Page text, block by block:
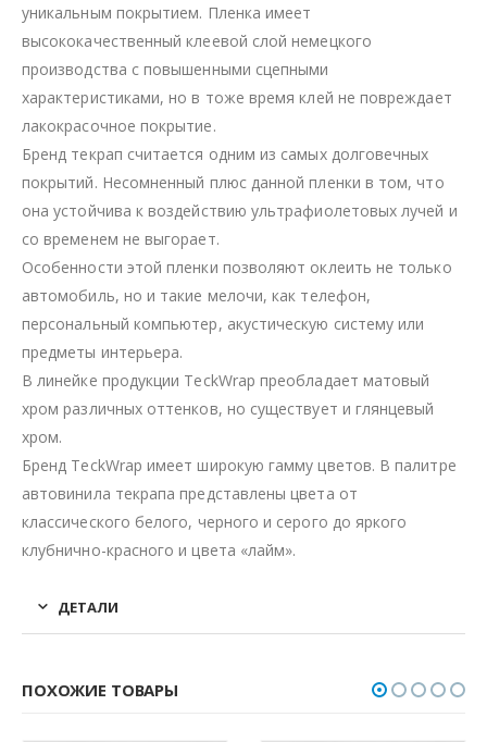
уникальным покрытием. Пленка имеет
высококачественный клеевой слой немецкого
производства с повышенными сцепными
характеристиками, но в тоже время клей не повреждает
лакокрасочное покрытие.
Бренд текрап считается одним из самых долговечных
покрытий. Несомненный плюс данной пленки в том, что
она устойчива к воздействию ультрафиолетовых лучей и
со временем не выгорает.
Особенности этой пленки позволяют оклеить не только
автомобиль, но и такие мелочи, как телефон,
персональный компьютер, акустическую систему или
предметы интерьера.
В линейке продукции TeckWrap преобладает матовый
хром различных оттенков, но существует и глянцевый
хром.
Бренд TeckWrap имеет широкую гамму цветов. В палитре
автовинила текрапа представлены цвета от
классического белого, черного и серого до яркого
клубнично-красного и цвета «лайм».
ДЕТАЛИ
ПОХОЖИЕ ТОВАРЫ